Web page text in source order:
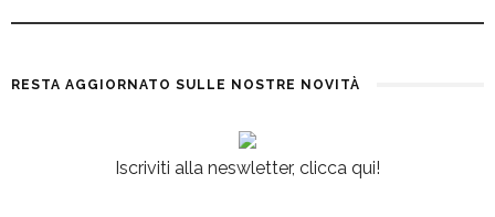
RESTA AGGIORNATO SULLE NOSTRE NOVITÀ
Iscriviti alla neswletter, clicca qui!